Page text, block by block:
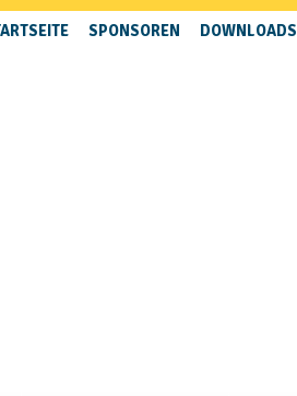
SPONSOREN DOWNLOADS